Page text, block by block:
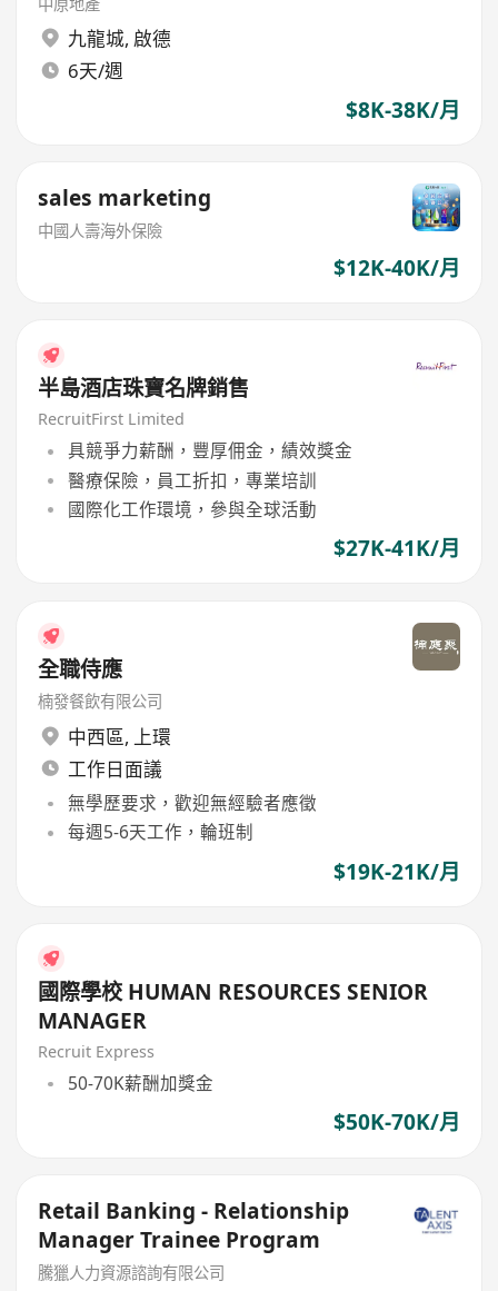
九龍城, 啟德
6天/週
$8K-38K/月
sales marketing
中國人壽海外保險
$12K-40K/月
半島酒店珠寶名牌銷售
RecruitFirst Limited
具競爭力薪酬，豐厚佣金，績效獎金
醫療保險，員工折扣，專業培訓
國際化工作環境，參與全球活動
$27K-41K/月
全職侍應
楠發餐飲有限公司
中西區, 上環
工作日面議
無學歷要求，歡迎無經驗者應徵
每週5-6天工作，輪班制
$19K-21K/月
國際學校 HUMAN RESOURCES SENIOR
MANAGER
Recruit Express
50-70K薪酬加獎金
$50K-70K/月
Retail Banking - Relationship
Manager Trainee Program
騰獵人力資源諮詢有限公司